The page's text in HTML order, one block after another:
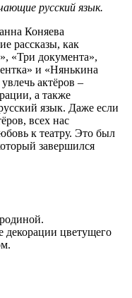
русский язык.
Коняева
рассказы, как
«Три документа»,
и «Нянькина
актёров –
а также
язык. Даже если
всех нас
к театру. Это был
завершился
декорации цветущего